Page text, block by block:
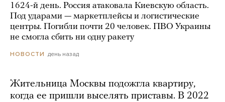
1624-й день. Россия атаковала Киевскую область.
Под ударами — маркетплейсы и логистические
центры. Погибли почти 20 человек. ПВО Украины
не смогла сбить ни одну ракету
НОВОСТИ день назад
Жительница Москвы подожгла квартиру,
когда ее пришли выселять приставы. В 2022